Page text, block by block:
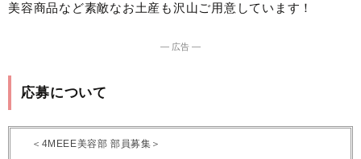
美容商品など素敵なお土産も沢山ご用意しています！
― 広告 ―
応募について
＜4MEEE美容部 部員募集＞